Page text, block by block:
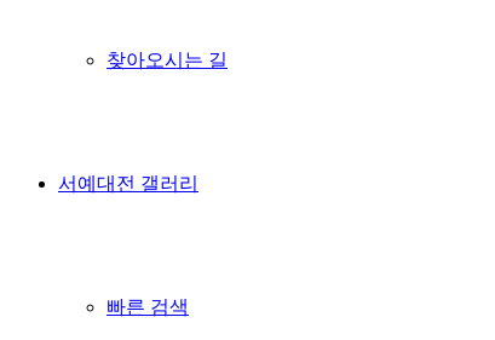
찾아오시는 길
서예대전 갤러리
빠른 검색